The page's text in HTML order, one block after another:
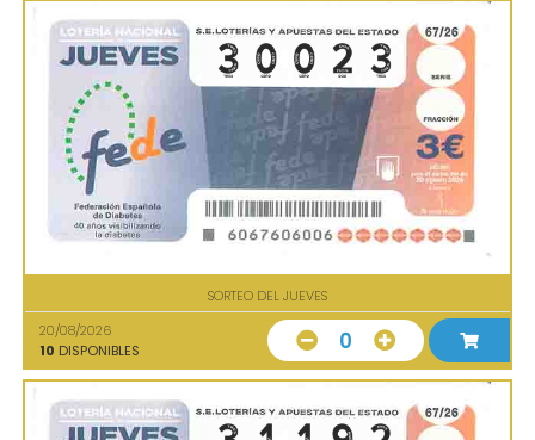
SORTEO DEL JUEVES
20/08/2026
10 DISPONIBLES 0